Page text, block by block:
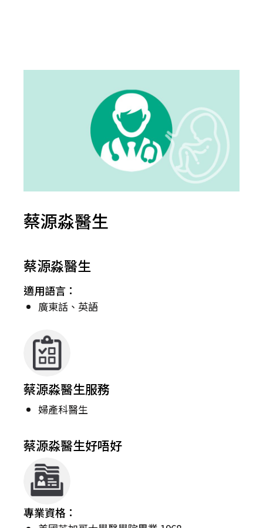
蔡源淼醫生
蔡源淼醫生
適用語言：
廣東話、英語
蔡源淼醫生服務
婦產科醫生
蔡源淼醫生好唔好
專業資格：